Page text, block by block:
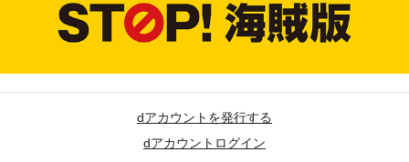
dアカウントを発行する
dアカウントログイン